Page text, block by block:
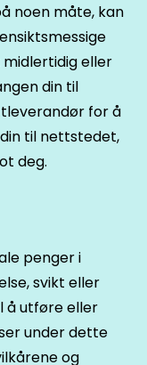
noen måte, kan
eller
din til
for å
til nettstedet,
deg.
penger i
svikt eller
å utføre eller
under dette
og